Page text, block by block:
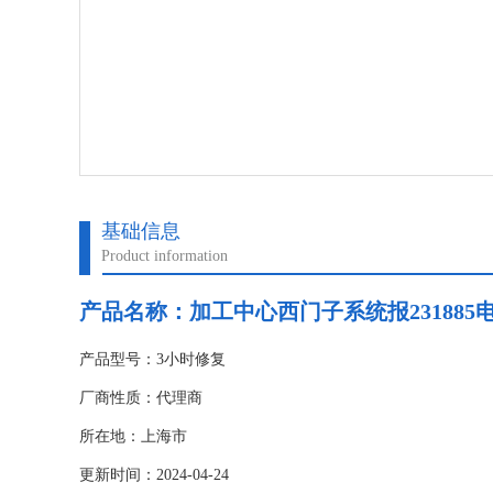
基础信息
Product information
产品名称： 加工中心西门子系统报231885
产品型号：3小时修复
厂商性质：代理商
所在地：上海市
更新时间：2024-04-24